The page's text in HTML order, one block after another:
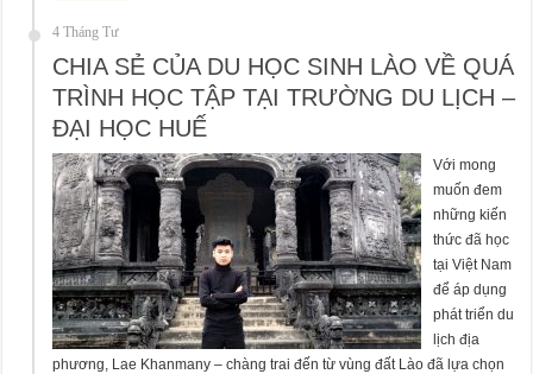
4 Tháng Tư
CHIA SẺ CỦA DU HỌC SINH LÀO VỀ QUÁ
TRÌNH HỌC TẬP TẠI TRƯỜNG DU LỊCH –
ĐẠI HỌC HUẾ
Với mong
muốn đem
những kiến
thức đã học
tại Việt Nam
để áp dụng
phát triển du
lịch địa
phương, Lae Khanmany – chàng trai đến từ vùng đất Lào đã lựa chọn